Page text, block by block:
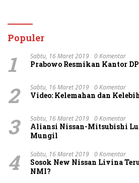
Layanan 110
Populer
1 Sabtu, 16 Maret 2019 0 Komentar
Prabowo Resmikan Kantor
2 Sabtu, 16 Maret 2019 0 Komentar
Video: Kelemahan dan
3 Sabtu, 16 Maret 2019 0 Komentar
Aliansi Nissan-Mitsubishi
Mungil
4 Sabtu, 16 Maret 2019 0 Komentar
Sosok New Nissan Livina
NMI?